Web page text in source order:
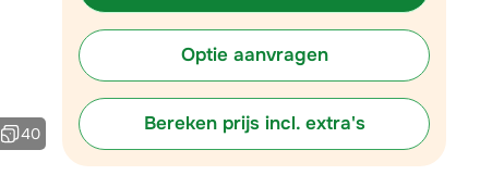
40
Optie aanvragen
Bereken prijs incl. extra's